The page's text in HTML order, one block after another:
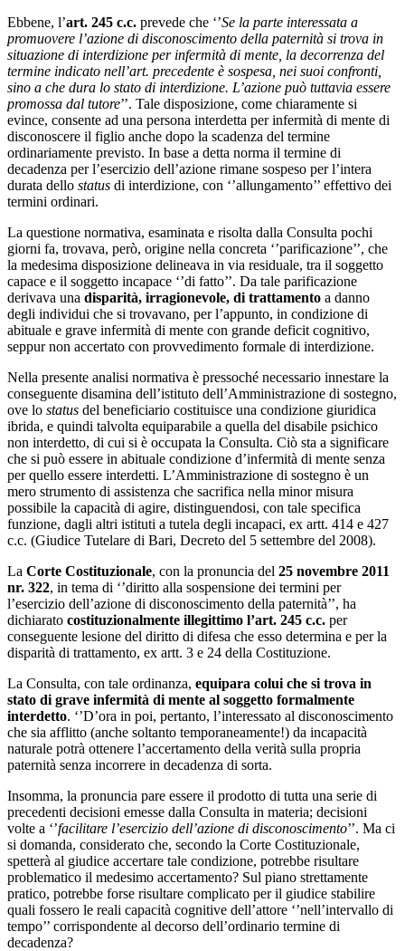
Ebbene, l’art. 245 c.c. prevede che ‘’Se la parte interessata a
promuovere l’azione di disconoscimento della paternità si trova in
situazione di interdizione per infermità di mente, la decorrenza del
termine indicato nell’art. precedente è sospesa, nei suoi confronti,
sino a che dura lo stato di interdizione. L’azione può tuttavia essere
promossa dal tutore’’. Tale disposizione, come chiaramente si
evince, consente ad una persona interdetta per infermità di mente di
disconoscere il figlio anche dopo la scadenza del termine
ordinariamente previsto. In base a detta norma il termine di
decadenza per l’esercizio dell’azione rimane sospeso per l’intera
durata dello status di interdizione, con ‘’allungamento’’ effettivo dei
termini ordinari.
La questione normativa, esaminata e risolta dalla Consulta pochi
giorni fa, trovava, però, origine nella concreta ‘’parificazione’’, che
la medesima disposizione delineava in via residuale, tra il soggetto
capace e il soggetto incapace ‘’di fatto’’. Da tale parificazione
derivava una disparità, irragionevole, di trattamento a danno
degli individui che si trovavano, per l’appunto, in condizione di
abituale e grave infermità di mente con grande deficit cognitivo,
seppur non accertato con provvedimento formale di interdizione.
Nella presente analisi normativa è pressoché necessario innestare la
conseguente disamina dell’istituto dell’Amministrazione di sostegno,
ove lo status del beneficiario costituisce una condizione giuridica
ibrida, e quindi talvolta equiparabile a quella del disabile psichico
non interdetto, di cui si è occupata la Consulta. Ciò sta a significare
che si può essere in abituale condizione d’infermità di mente senza
per quello essere interdetti. L’Amministrazione di sostegno è un
mero strumento di assistenza che sacrifica nella minor misura
possibile la capacità di agire, distinguendosi, con tale specifica
funzione, dagli altri istituti a tutela degli incapaci, ex artt. 414 e 427
c.c. (Giudice Tutelare di Bari, Decreto del 5 settembre del 2008).
La Corte Costituzionale, con la pronuncia del 25 novembre 2011
nr. 322, in tema di ‘’diritto alla sospensione dei termini per
l’esercizio dell’azione di disconoscimento della paternità’’, ha
dichiarato costituzionalmente illegittimo l’art. 245 c.c. per
conseguente lesione del diritto di difesa che esso determina e per la
disparità di trattamento, ex artt. 3 e 24 della Costituzione.
La Consulta, con tale ordinanza, equipara colui che si trova in
stato di grave infermità di mente al soggetto formalmente
interdetto. ‘’D’ora in poi, pertanto, l’interessato al disconoscimento
che sia afflitto (anche soltanto temporaneamente!) da incapacità
naturale potrà ottenere l’accertamento della verità sulla propria
paternità senza incorrere in decadenza di sorta.
Insomma, la pronuncia pare essere il prodotto di tutta una serie di
precedenti decisioni emesse dalla Consulta in materia; decisioni
volte a ‘’facilitare l’esercizio dell’azione di disconoscimento’’. Ma ci
si domanda, considerato che, secondo la Corte Costituzionale,
spetterà al giudice accertare tale condizione, potrebbe risultare
problematico il medesimo accertamento? Sul piano strettamente
pratico, potrebbe forse risultare complicato per il giudice stabilire
quali fossero le reali capacità cognitive dell’attore ‘’nell’intervallo di
tempo’’ corrispondente al decorso dell’ordinario termine di
decadenza?